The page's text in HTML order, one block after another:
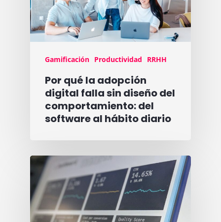
Gamificación Productividad RRHH
Por qué la adopción
digital falla sin diseño del
comportamiento: del
software al hábito diario